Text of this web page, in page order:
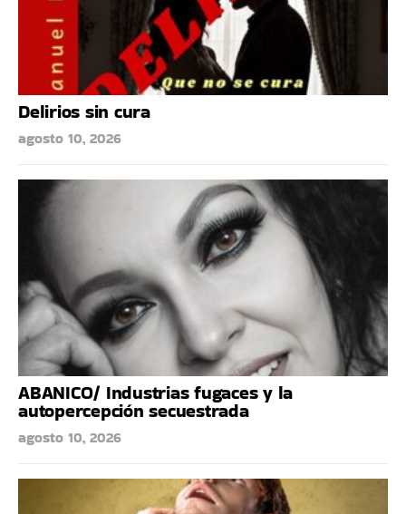
Delirios sin cura
agosto 10, 2026
ABANICO/ Industrias fugaces y la
autopercepción secuestrada
agosto 10, 2026